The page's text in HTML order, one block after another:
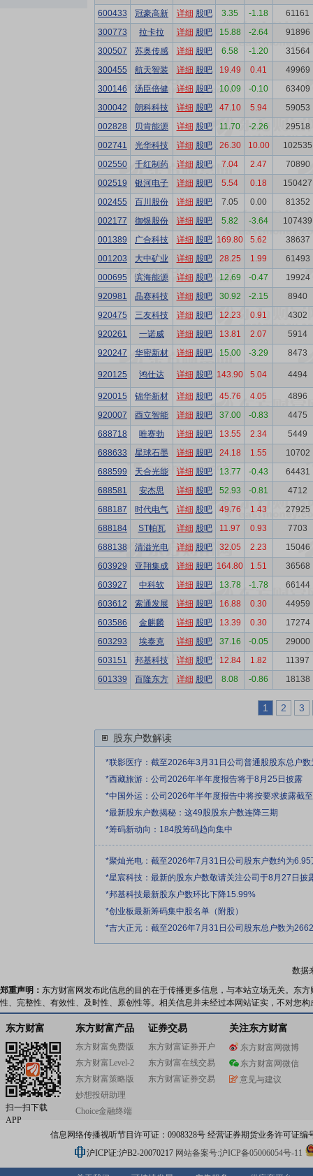
600433
冠豪高新 详细 股吧 3.35 -1.18
61161
300773
拉卡拉 详细 股吧 15.88 -2.64
91896
300507
苏奥传感 详细 股吧 6.58 -1.20
31564
300455
航天智装 详细 股吧 19.49 0.41
49969
300146
汤臣倍健 详细 股吧 10.09 -0.10
63409
300042
朗科科技 详细 股吧 47.10 5.94
59053
002828
贝肯能源 详细 股吧 11.70 -2.26
29518
002741
光华科技 详细 股吧 26.30 10.00
102535
002550
千红制药 详细 股吧 7.04 2.47
70890
002519
银河电子 详细 股吧 5.54 0.18
150427
002455
百川股份 详细 股吧 7.05 0.00
81352
002177
御银股份 详细 股吧 5.82 -3.64
107439
001389
广合科技 详细 股吧 169.80 5.62
38637
001203
大中矿业 详细 股吧 28.25 1.99
61493
000695
滨海能源 详细 股吧 12.69 -0.47
19924
920981
晶赛科技 详细 股吧 30.92 -2.15
8940
920475
三友科技 详细 股吧 12.23 0.91
4302
920261
一诺威 详细 股吧 13.81 2.07
5914
920247
华密新材 详细 股吧 15.00 -3.29 8473
920125 鸿仕达 详细 股吧 143.90 5.04 4494
920015 锦华新材 详细 股吧 45.76 4.05
4896
920007
酉立智能 详细 股吧 37.00 -0.83
4475
688718
唯赛勃 详细 股吧 13.55 2.34
5449
688633
星球石墨 详细 股吧 24.18 1.55
10702
688599
天合光能 详细 股吧 13.77 -0.43
64431
688581
安杰思 详细 股吧 52.93 -0.81
4712
688187
时代电气 详细 股吧 49.76 1.43
27925
688184
ST帕瓦 详细 股吧 11.97 0.93
7703
688138
清溢光电 详细 股吧 32.05 2.23
15046
603929
亚翔集成 详细 股吧 164.80 1.51
36568
603927
中科软 详细 股吧 13.78 -1.78
66144
603612
索通发展 详细 股吧 16.88 0.30
44959
603586
金麒麟 详细 股吧 13.39 0.30
17274
603293
埃泰克 详细 股吧 37.16 -0.05
29000
603151
邦基科技 详细 股吧 12.84 1.82
11397
601339
百隆东方 详细 股吧 8.08 -0.86 18138
1 2 3
股东户数解读
*联影医疗：截至2026年3月31日公司普通股股东总户
*西藏旅游：公司2026年半年度报告将于8月25日披露
*中国外运：公司2026年半年度报告中将按要求披露截
*最新股东户数揭秘：这49股股东户数连降三期
*筹码新动向：184股筹码趋向集中
*聚灿光电：截至2026年7月31日公司股东户数约为6.95
*星宸科技：最新的股东户数敬请关注公司于8月27日披
*邦基科技最新股东户数环比下降15.99%
*创业板最新筹码集中股名单（附股）
*吉大正元：截至2026年7月31日公司股东总户数为
数据
郑重声明： 东方财富网发布此信息的目的在于传播更多信息，与本站立场无关。东
性、完整性、有效性、及时性、原创性等。相关信息并未经过本网站证实，不对您
东方财富
扫一扫下载
APP
东方财富产品
东方财富免费版
东方财富Level-2
东方财富策略版
妙想投研助理
Choice金融终端
证券交易
东方财富证券开户
东方财富在线交易
东方财富证券交易
关注东方财富
东方财富网微博
东方财富网微信
意见与建议
信息网络传播视听节目许可证：0908328号 经营证券期货业务许可证编
沪ICP证:沪B2-20070217 网站备案号:沪ICP备05006054号-11